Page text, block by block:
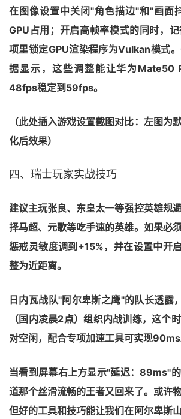
在图像设置中关闭"角色描边"和"画面
GPU占用；开启高帧率模式的同时，
项里锁定GPU渲染程序为Vulkan模式
据显示，这些调整能让华为Mate50
48fps稳定到59fps。
（此处插入游戏设置截图对比：左图为
化后效果）
四、瑞士玩家实战技巧
建议主玩张良、东皇太一等强控英雄规
择马超、元歌等吃手速的英雄。如果必
惩戒灵敏度调到+15%，并在设置中开
整为近距离。
日内瓦战队"阿尔卑斯之鹰"的队长透露
（国内凌晨2点）组织内战训练，这个
对空闲，配合专项加速工具可实现90ms
当看到屏幕右上方显示"延迟：89ms"
道那个丝滑流畅的王者又回来了。或许
但好的工具和技巧能让我们在阿尔卑斯